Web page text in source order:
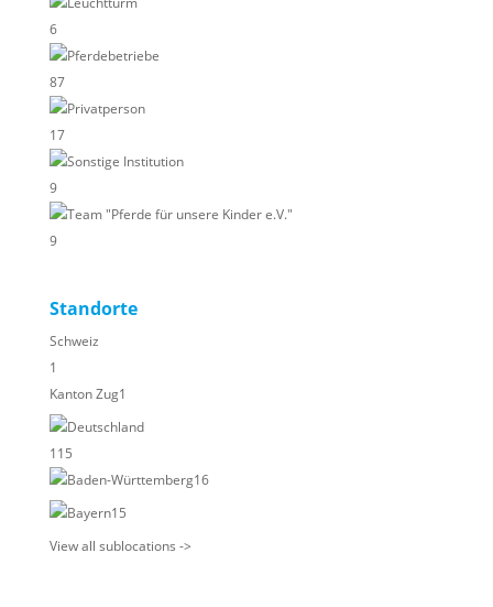
6
Pferdebetriebe
87
Privatperson
17
Sonstige Institution
9
Team "Pferde für unsere Kinder e.V."
9
Standorte
Schweiz
1
Kanton Zug1
Deutschland
115
Baden-Württemberg16
Bayern15
View all sublocations ->